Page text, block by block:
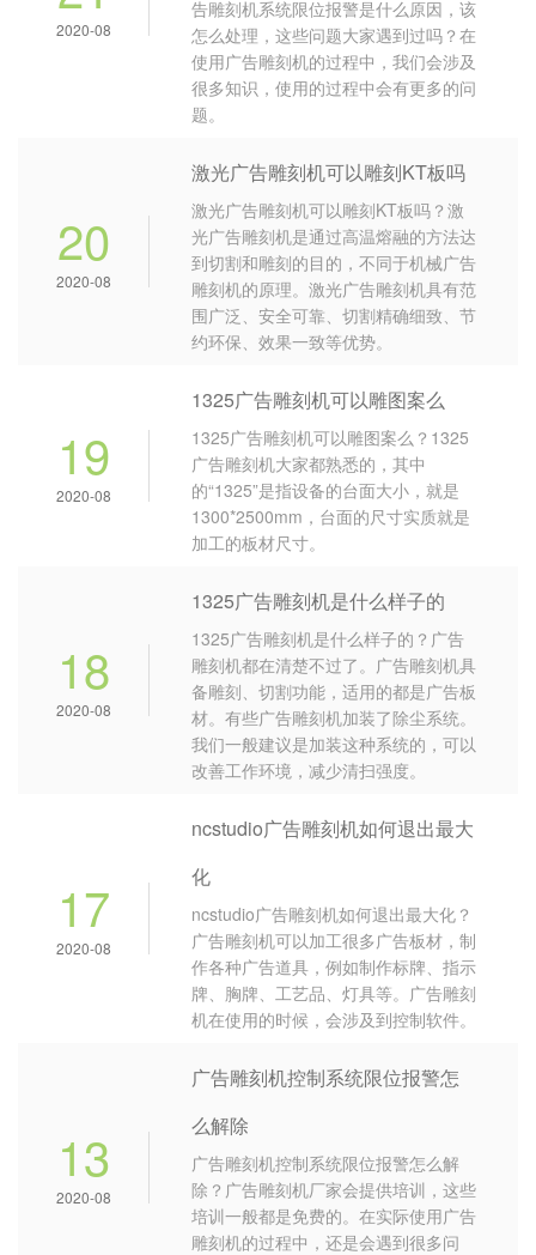
2020-08
告雕刻机系统限位报警是什么原因，该
怎么处理，这些问题大家遇到过吗？在
使用广告雕刻机的过程中，我们会涉及
很多知识，使用的过程中会有更多的问
题。
20
2020-08
激光广告雕刻机可以雕刻KT板吗
激光广告雕刻机可以雕刻KT板吗？激
光广告雕刻机是通过高温熔融的方法达
到切割和雕刻的目的，不同于机械广告
雕刻机的原理。激光广告雕刻机具有范
围广泛、安全可靠、切割精确细致、节
约环保、效果一致等优势。
19
2020-08
1325广告雕刻机可以雕图案么
1325广告雕刻机可以雕图案么？1325
广告雕刻机大家都熟悉的，其中
的“1325”是指设备的台面大小，就是
1300*2500mm，台面的尺寸实质就是
加工的板材尺寸。
18
2020-08
1325广告雕刻机是什么样子的
1325广告雕刻机是什么样子的？广告
雕刻机都在清楚不过了。广告雕刻机具
备雕刻、切割功能，适用的都是广告板
材。有些广告雕刻机加装了除尘系统。
我们一般建议是加装这种系统的，可以
改善工作环境，减少清扫强度。
17
2020-08
ncstudio广告雕刻机如何退出最大
化
ncstudio广告雕刻机如何退出最大化？
广告雕刻机可以加工很多广告板材，制
作各种广告道具，例如制作标牌、指示
牌、胸牌、工艺品、灯具等。广告雕刻
机在使用的时候，会涉及到控制软件。
13
2020-08
广告雕刻机控制系统限位报警怎
么解除
广告雕刻机控制系统限位报警怎么解
除？广告雕刻机厂家会提供培训，这些
培训一般都是免费的。在实际使用广告
雕刻机的过程中，还是会遇到很多问